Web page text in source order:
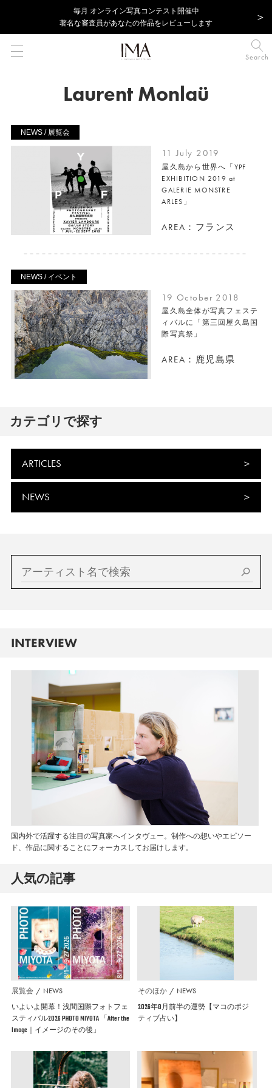
毎⽉ オンライン写真コンテスト開催中
著名な審査員があなたの作品をレビューします
Search
Laurent Monlaü
NEWS / 展覧会
11 July 2019
屋久島から世界へ「YPF
EXHIBITION 2019 at
GALERIE MONSTRE
ARLES」
AREA：フランス
NEWS / イベント
19 October 2018
屋久島全体が写真フェステ
ィバルに「第三回屋久島国
際写真祭」
AREA：鹿児島県
カテゴリで探す
ARTICLES
NEWS
INTERVIEW
国内外で活躍する注目の写真家へインタヴュー。制作への想いやエピソー
ド、作品に関することにフォーカスしてお届けします。
人気の記事
展覧会 NEWS
いよいよ開幕！浅間国際フォトフェ
スティバル2026 PHOTO MIYOTA 「After the
Image｜イメージのその後」
そのほか NEWS
2026年8月前半の運勢【マコのポジ
ティブ占い】